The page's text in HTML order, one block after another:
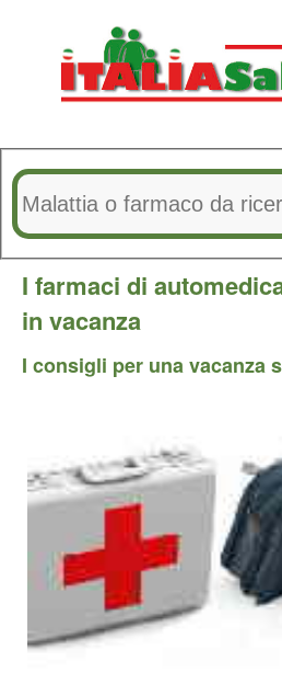
I farmaci di
in vacanza
I consigli per una vacanza